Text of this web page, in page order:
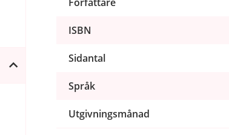
ISBN
Sidantal
Språk
Utgivningsmånad